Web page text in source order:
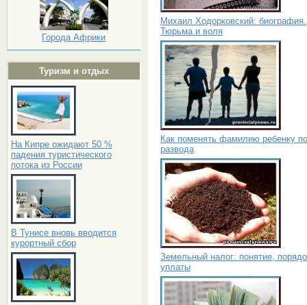
Города Африки
Туризм и отдых
На Кипре ожидают 50 %
падения туристического
потока из России
В Тунисе вновь вводится
курортный сбор
Михаил Ходорковский: биография.
Тюрьма и воля
Как поменять фамилию ребенку
развода
Земельный налог: понятие,
уплаты